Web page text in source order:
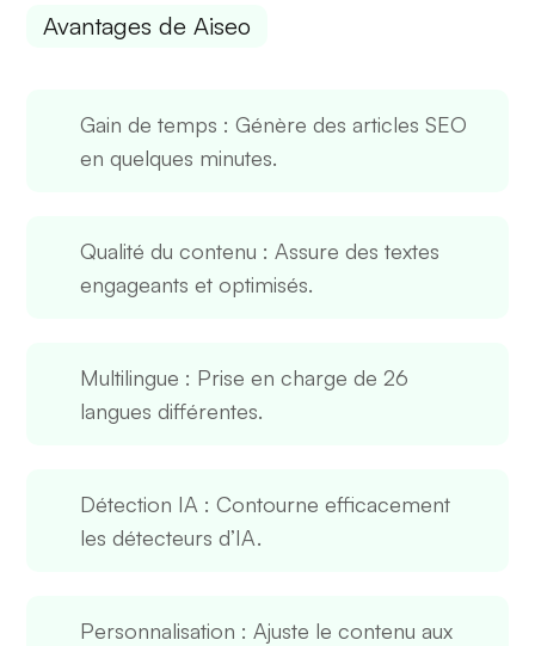
Avantages de Aiseo
Gain de temps : Génère des articles SEO
en quelques minutes.
Qualité du contenu : Assure des textes
engageants et optimisés.
Multilingue : Prise en charge de 26
langues différentes.
Détection IA : Contourne efficacement
les détecteurs d’IA.
Personnalisation : Ajuste le contenu aux